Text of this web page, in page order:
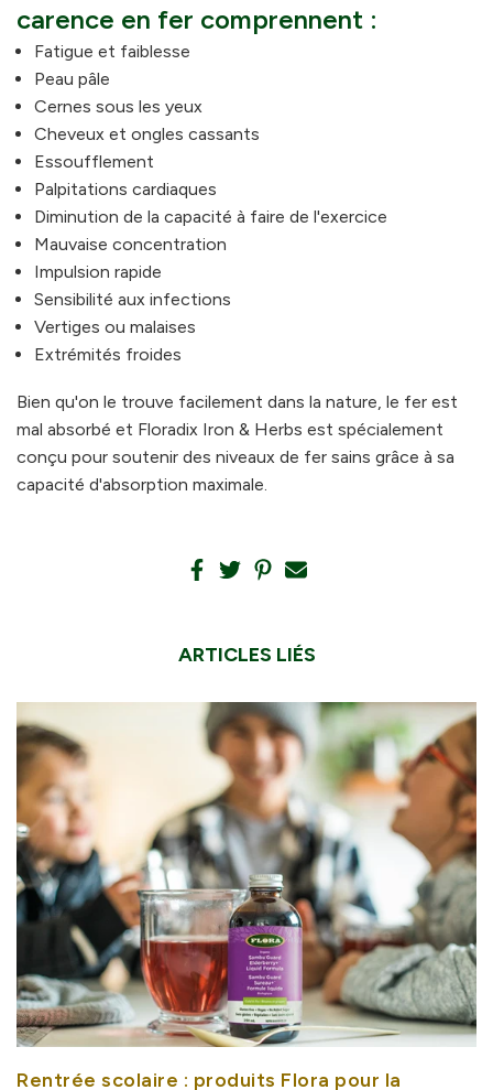
carence en fer comprennent :
Fatigue et faiblesse
Peau pâle
Cernes sous les yeux
Cheveux et ongles cassants
Essoufflement
Palpitations cardiaques
Diminution de la capacité à faire de l'exercice
Mauvaise concentration
Impulsion rapide
Sensibilité aux infections
Vertiges ou malaises
Extrémités froides
Bien qu'on le trouve facilement dans la nature, le fer est
mal absorbé et Floradix Iron & Herbs est spécialement
conçu pour soutenir des niveaux de fer sains grâce à sa
capacité d'absorption maximale.
ARTICLES LIÉS
Rentrée scolaire : produits Flora pour la